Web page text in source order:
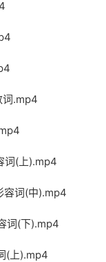
词.mp4
词(上).mp4
容词(中).mp4
词(下).mp4
(上).mp4